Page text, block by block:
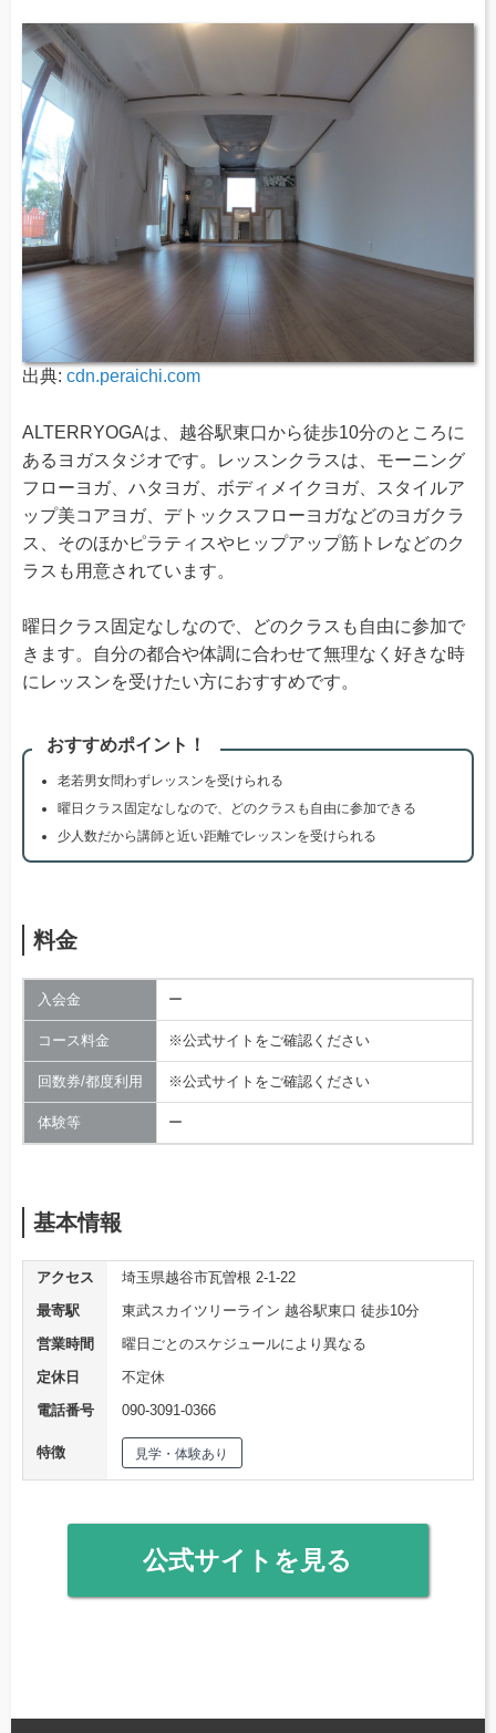
出典: cdn.peraichi.com
ALTERRYOGAは、越谷駅東口から徒歩10分のところに
あるヨガスタジオです。レッスンクラスは、モーニング
フローヨガ、ハタヨガ、ボディメイクヨガ、スタイルア
ップ美コアヨガ、デトックスフローヨガなどのヨガクラ
ス、そのほかピラティスやヒップアップ筋トレなどのク
ラスも用意されています。
曜日クラス固定なしなので、どのクラスも自由に参加で
きます。自分の都合や体調に合わせて無理なく好きな時
にレッスンを受けたい方におすすめです。
おすすめポイント！
老若男女問わずレッスンを受けられる
曜日クラス固定なしなので、どのクラスも自由に参加できる
少人数だから講師と近い距離でレッスンを受けられる
料金
入会金 ー
コース料金 ※公式サイトをご確認ください
回数券/都度利用 ※公式サイトをご確認ください
体験等 ー
基本情報
アクセス
埼玉県越谷市瓦曽根 2-1-22
最寄駅
東武スカイツリーライン 越谷駅東口 徒歩10分
営業時間
曜日ごとのスケジュールにより異なる
定休日
不定休
電話番号
090-3091-0366
特徴 見学・体験あり
公式サイトを見る